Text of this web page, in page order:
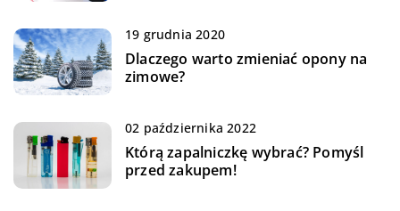
19 grudnia 2020
Dlaczego warto zmieniać opony na
zimowe?
02 października 2022
Którą zapalniczkę wybrać? Pomyśl
przed zakupem!